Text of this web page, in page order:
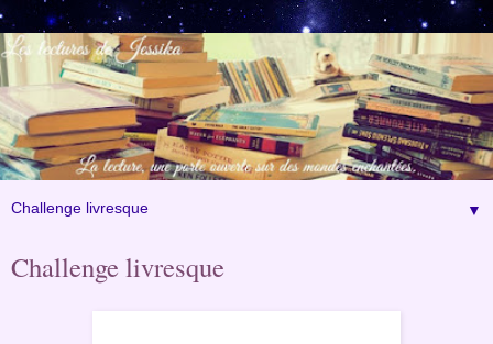
▼
Challenge livresque